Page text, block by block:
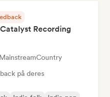
Recording
Country
på deres